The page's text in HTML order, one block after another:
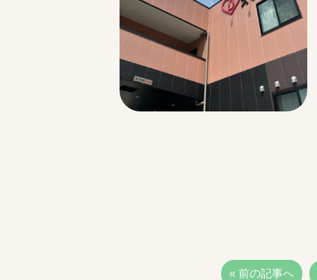
« 前の記事へ